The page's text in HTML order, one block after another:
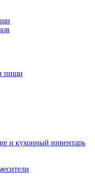
пищи
и кухонный инвентарь